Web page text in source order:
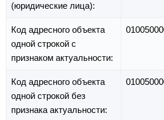
(юридические лица):
Код адресного объекта
одной строкой с
признаком актуальности:
Код адресного объекта
одной строкой без
признака актуальности: